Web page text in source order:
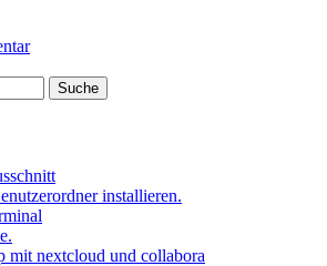
installieren.
mit nextcloud und collabora